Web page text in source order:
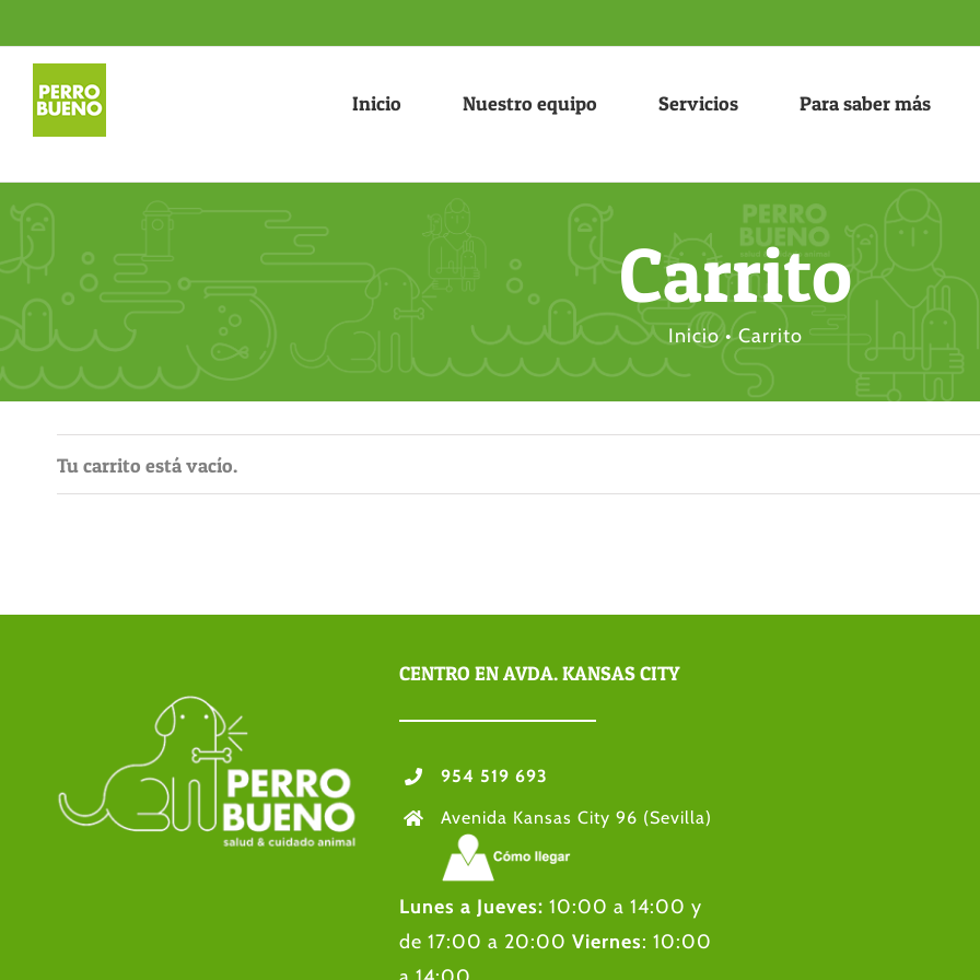
al
contenido
Inicio Nuestro equipo Servicios Para saber más
Carrito
Inicio • Carrito
Tu carrito está vacío.
CENTRO EN AVDA. KANSAS CITY
954 519 693
Avenida Kansas City 96 (Sevilla)
Lunes a Jueves: 10:00 a 14:00 y
de 17:00 a 20:00 Viernes: 10:00